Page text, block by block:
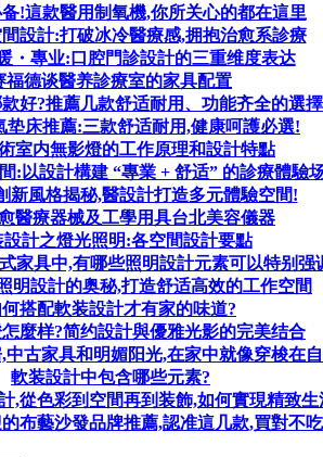
!這款醫用制氧機,你所关心的都在這里
設計:打破冰冷醫療感,拥抱治愈系診療
・專业:口腔門診設計的三重维度表达
福德谈醫养診療室的家具配置
好?推薦几款舒适耐用、功能齐全的選擇
垫床推薦:三款舒适耐用,健康呵護必選!
室内無影燈的工作原理和設計特點
:以設計構建 “專業 + 舒适” 的診療體驗
新風格揭秘,醫設計打造多元體驗空間!
醫療器械及工學用具台北美容儀器
設計之燈光照明:各空間設計要點
家具中,有哪些照明設計元素可以特别强
明設計的奥秘,打造舒适高效的工作空間
搭配軟装設計才有家的味道?
麼样?简约設計與優雅光影的完美结合
中古家具和明媚阳光,在家中就像穿梭在
軟装設計中包含哪些元素?
,從色彩到空間再到装飾,如何實現精致生
布藝沙發品牌推薦,認准這几款,買對不